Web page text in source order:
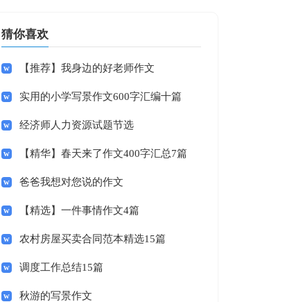
猜你喜欢
【推荐】我身边的好老师作文
实用的小学写景作文600字汇编十篇
经济师人力资源试题节选
【精华】春天来了作文400字汇总7篇
爸爸我想对您说的作文
【精选】一件事情作文4篇
农村房屋买卖合同范本精选15篇
调度工作总结15篇
秋游的写景作文